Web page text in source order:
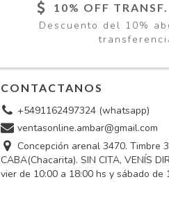
10% OFF
Descuento del 10%
CONTACTANOS
+5491162497324 (whatsapp)
ventasonline.ambar@gmail.com
Concepción arenal 3470. Timbre
CABA(Chacarita). SIN CITA, VENÍS
vier de 10:00 a 18:00 hs y sábado de